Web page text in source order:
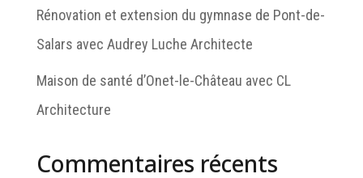
Rénovation et extension du gymnase de Pont-de-
Salars avec Audrey Luche Architecte
Maison de santé d’Onet-le-Château avec CL
Architecture
Commentaires récents